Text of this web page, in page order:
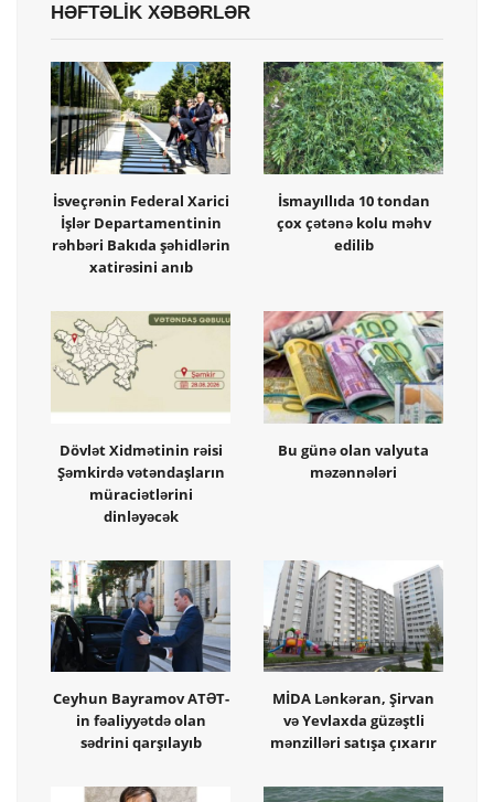
HƏFTƏLİK XƏBƏRLƏR
İsveçrənin Federal Xarici
İşlər Departamentinin
rəhbəri Bakıda şəhidlərin
xatirəsini anıb
İsmayıllıda 10 tondan
çox çətənə kolu məhv
edilib
Dövlət Xidmətinin rəisi
Şəmkirdə vətəndaşların
müraciətlərini
dinləyəcək
Bu günə olan valyuta
məzənnələri
Ceyhun Bayramov ATƏT-
in fəaliyyətdə olan
sədrini qarşılayıb
MİDA Lənkəran, Şirvan
və Yevlaxda güzəştli
mənzilləri satışa çıxarır